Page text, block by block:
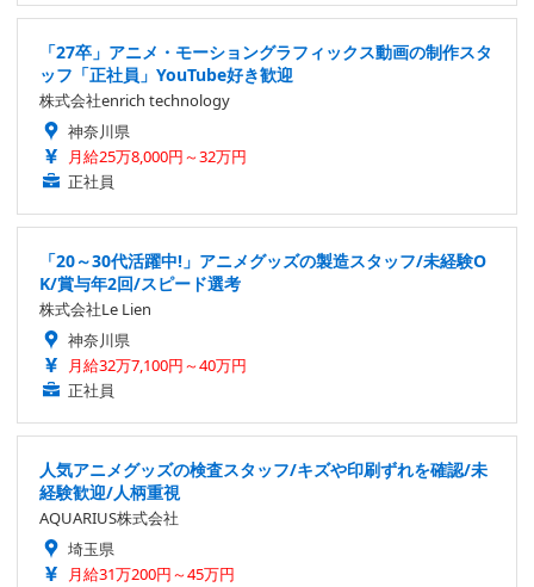
「27卒」アニメ・モーショングラフィックス動画の制作スタ
ッフ「正社員」YouTube好き歓迎
株式会社enrich technology
神奈川県
月給25万8,000円～32万円
正社員
「20～30代活躍中!」アニメグッズの製造スタッフ/未経験O
K/賞与年2回/スピード選考
株式会社Le Lien
神奈川県
月給32万7,100円～40万円
正社員
人気アニメグッズの検査スタッフ/キズや印刷ずれを確認/未
経験歓迎/人柄重視
AQUARIUS株式会社
埼玉県
月給31万200円～45万円